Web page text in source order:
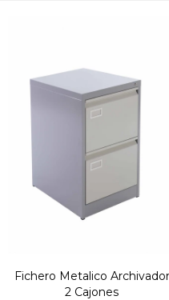
Fichero Metalico Archivador
2 Cajones